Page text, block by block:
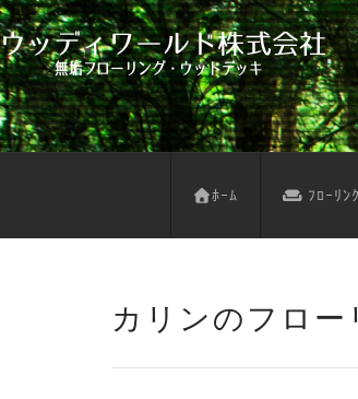
ﾎｰﾑ ﾌﾛｰﾘﾝ
天然木注意事項
天然木お手入れ
人工木注意事項
人工木お手入れ
パネルデッキ
フローリング サンプ
デッキ サンプル依頼
不燃木 サンプル依頼
木の壁 サンプル依頼
フローリング お見積り
ウッドデッキ お見積り
不燃木 お見積り
木の壁 お見積り
カリンのフロー